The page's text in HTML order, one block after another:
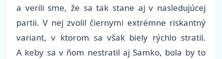
a verili sme, že sa tak stane aj v nasledujúcej
partii. V nej zvolil čiernymi extrémne riskantný
variant, v ktorom sa však biely rýchlo stratil.
A keby sa v ňom nestratil aj Samko, bola by to